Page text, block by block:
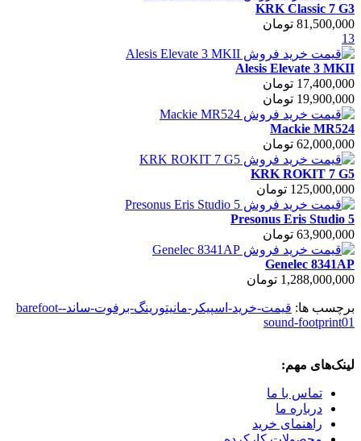
KRK Classic 7 G3
81,500,000 تومان
13
Alesis Elevate 3 MKII
17,400,000 تومان
19,900,000 تومان
Mackie MR524
62,000,000 تومان
KRK ROKIT 7 G5
125,000,000 تومان
Presonus Eris Studio 5
63,900,000 تومان
Genelec 8341AP
1,288,000,000 تومان
برچسب ها:
قیمت-خرید-اسپیکر-مانیتورینگ-برفوت-ساند-barefoot-
sound-footprint01
لینک‌های مهم:
تماس با ما
درباره ما
راهنمای خرید